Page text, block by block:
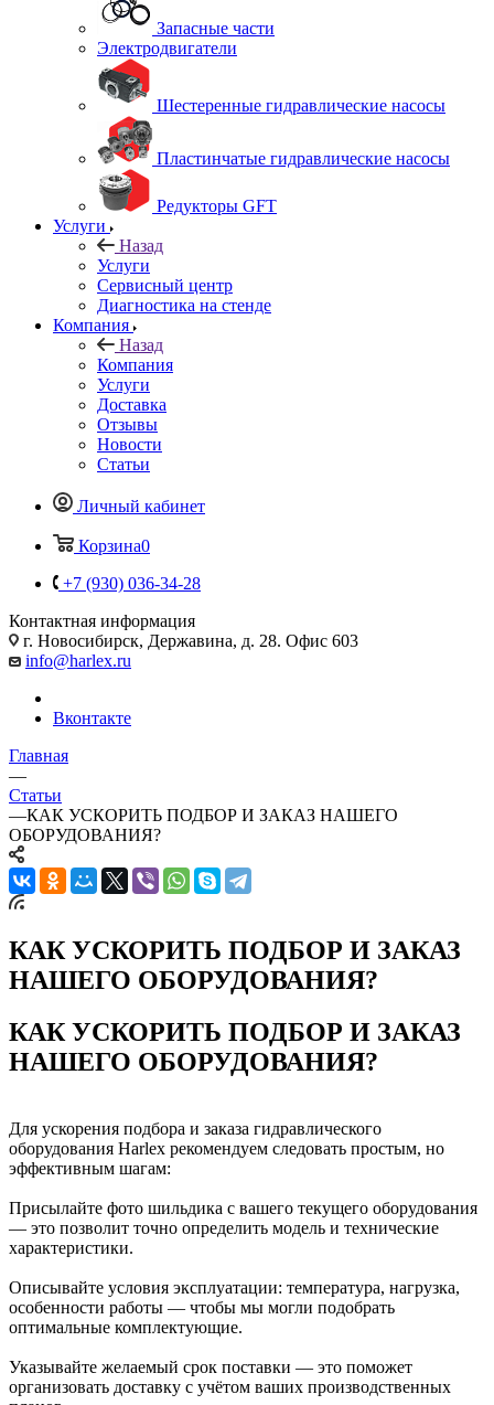
Запасные части
Электродвигатели
Шестеренные гидравлические насосы
Пластинчатые гидравлические насосы
Редукторы GFT
Услуги
Назад
Услуги
Сервисный центр
Диагностика на стенде
Компания
Назад
Компания
Услуги
Доставка
Отзывы
Новости
Статьи
Личный кабинет
Корзина0
+7 (930) 036-34-28
Контактная информация
г. Новосибирск, Державина, д. 28. Офис 603
info@harlex.ru
Вконтакте
Главная
—
Статьи
—КАК УСКОРИТЬ ПОДБОР И ЗАКАЗ НАШЕГО
ОБОРУДОВАНИЯ?
КАК УСКОРИТЬ ПОДБОР И ЗАКАЗ
НАШЕГО ОБОРУДОВАНИЯ?
КАК УСКОРИТЬ ПОДБОР И ЗАКАЗ
НАШЕГО ОБОРУДОВАНИЯ?
Для ускорения подбора и заказа гидравлического
оборудования Harlex рекомендуем следовать простым, но
эффективным шагам:
Присылайте фото шильдика с вашего текущего оборудования
— это позволит точно определить модель и технические
характеристики.
Описывайте условия эксплуатации: температура, нагрузка,
особенности работы — чтобы мы могли подобрать
оптимальные комплектующие.
Указывайте желаемый срок поставки — это поможет
организовать доставку с учётом ваших производственных